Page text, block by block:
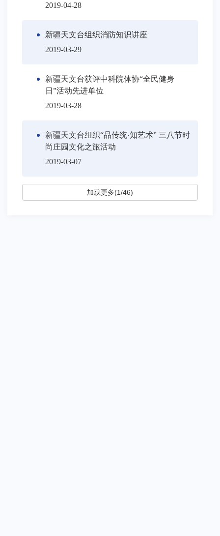
2019-04-28
新疆天文台组织消防知识讲座
2019-03-29
新疆天文台获评中科院体协“全民健身
日”活动先进单位
2019-03-28
新疆天文台组织“品传统·知艺术” 三八节时
尚庄园文化之旅活动
2019-03-07
加载更多(1/46)